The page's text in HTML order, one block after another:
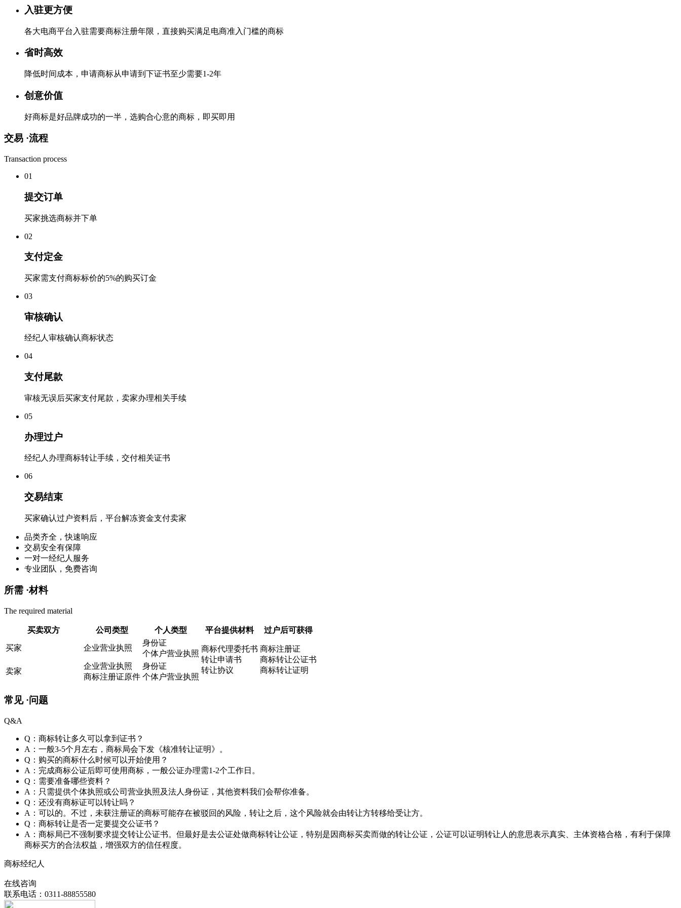
入驻更方便
各大电商平台入驻需要商标注册年限，直接购买满足电商准入门槛的商标
省时高效
降低时间成本，申请商标从申请到下证书至少需要1-2年
创意价值
好商标是好品牌成功的一半，选购合心意的商标，即买即用
交易 ·流程
Transaction process
01
提交订单
买家挑选商标并下单
02
支付定金
买家需支付商标标价的5%的购买订金
03
审核确认
经纪人审核确认商标状态
04
支付尾款
审核无误后买家支付尾款，卖家办理相关手续
05
办理过户
经纪人办理商标转让手续，交付相关证书
06
交易结束
买家确认过户资料后，平台解冻资金支付卖家
品类齐全，快速响应
交易安全有保障
一对一经纪人服务
专业团队，免费咨询
所需 ·材料
The required material
买卖双方 公司类型 个人类型 平台提供材料 过户后可获得
买家 企业营业执照
身份证
个体户营业执照
商标代理委托书
转让申请书
转让协议
商标注册证
商标转让公证书
商标转让证明
卖家
企业营业执照
商标注册证原件
身份证
个体户营业执照
常见 ·问题
Q&A
Q：商标转让多久可以拿到证书？
A：一般3-5个月左右，商标局会下发《核准转让证明》。
Q：购买的商标什么时候可以开始使用？
A：完成商标公证后即可使用商标，一般公证办理需1-2个工作日。
Q：需要准备哪些资料？
A：只需提供个体执照或公司营业执照及法人身份证，其他资料我们会帮你准备。
Q：还没有商标证可以转让吗？
A：可以的。不过，未获注册证的商标可能存在被驳回的风险，转让之后，这个风险就会由转让方转移给受让方。
Q：商标转让是否一定要提交公证书？
A：商标局已不强制要求提交转让公证书。但最好是去公证处做商标转让公证，特别是因商标买卖而做的转让公证，公证可以证明转让人的意思表示真实、主体资格合格，有利于保障
商标买方的合法权益，增强双方的信任程度。
商标经纪人
在线咨询
联系电话：0311-88855580